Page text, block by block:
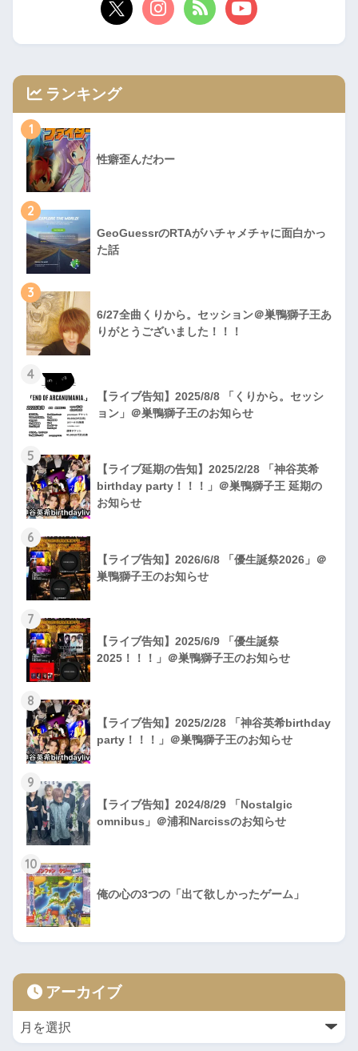
ランキング
1
性癖歪んだわー
2
GeoGuessrのRTAがハチャメチャに面白かっ
た話
3
6/27全曲くりから。セッション＠巣鴨獅子王あ
りがとうございました！！！
4
【ライブ告知】2025/8/8 「くりから。セッシ
ョン」＠巣鴨獅子王のお知らせ
5
【ライブ延期の告知】2025/2/28 「神谷英希
birthday party！！！」＠巣鴨獅子王 延期の
お知らせ
6
【ライブ告知】2026/6/8 「優生誕祭2026」＠
巣鴨獅子王のお知らせ
7
【ライブ告知】2025/6/9 「優生誕祭
2025！！！」＠巣鴨獅子王のお知らせ
8
【ライブ告知】2025/2/28 「神谷英希birthday
party！！！」＠巣鴨獅子王のお知らせ
9
【ライブ告知】2024/8/29 「Nostalgic
omnibus」＠浦和Narcissのお知らせ
10
俺の心の3つの「出て欲しかったゲーム」
アーカイブ